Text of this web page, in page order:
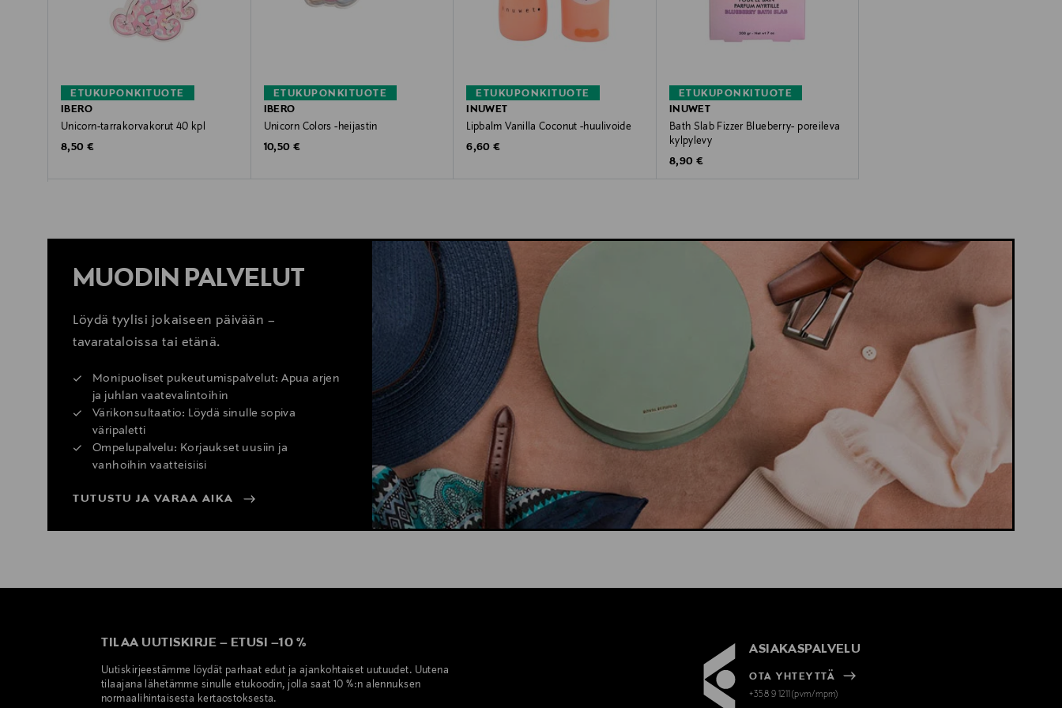
ETUKUPONKITUOTE
IBERO
Unicorn-tarrakorvakorut 40 kpl
Original Price
8,50 €
ETUKUPONKITUOTE
IBERO
Unicorn Colors -heijastin
Original Price
10,50 €
ETUKUPONKITUOTE
INUWET
Lipbalm Vanilla Coconut -huulivoide
Original Price
6,60 €
ETUKUPONKITUOTE
INUWET
Bath Slab Fizzer Blueberry- poreileva
kylpylevy
Original Price
8,90 €
MUODIN PALVELUT
Löydä tyylisi jokaiseen päivään –
tavarataloissa tai etänä.
Monipuoliset pukeutumispalvelut: Apua arjen
ja juhlan vaatevalintoihin
Värikonsultaatio: Löydä sinulle sopiva
väripaletti
Ompelupalvelu: Korjaukset uusiin ja
vanhoihin vaatteisiisi
TUTUSTU JA VARAA AIKA
TILAA UUTISKIRJE – ETUSI –10 %
Uutiskirjeestämme löydät parhaat edut ja ajankohtaiset uutuudet. Uutena
tilaajana lähetämme sinulle etukoodin, jolla saat 10 %:n alennuksen
normaalihintaisesta kertaostoksesta.
ASIAKASPALVELU
OTA YHTEYTTÄ
+358 9 1211(pvm/mpm)